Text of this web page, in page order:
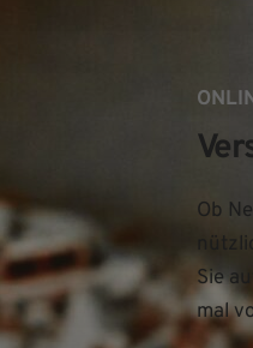
Ob
Sie
mal